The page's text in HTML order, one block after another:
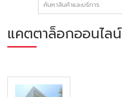
แคตตาล็อกออนไลน์